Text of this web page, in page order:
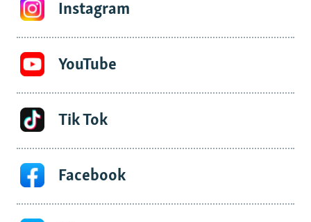
Instagram
YouTube
Tik Tok
Facebook